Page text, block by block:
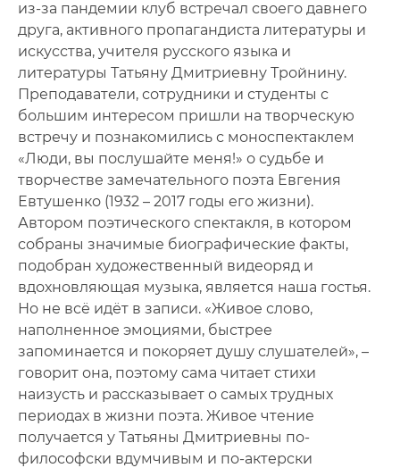
Литературно-художественный клуб
Фотогалерея
Мероприятия
Архив мероприятий
из-за пандемии клуб встречал своего давнего
друга, активного пропагандиста литературы и
искусства, учителя русского языка и
литературы Татьяну Дмитриевну Тройнину.
Преподаватели, сотрудники и студенты с
большим интересом пришли на творческую
встречу и познакомились с моноспектаклем
«Люди, вы послушайте меня!» о судьбе и
творчестве замечательного поэта Евгения
Евтушенко (1932 – 2017 годы его жизни).
Автором поэтического спектакля, в котором
собраны значимые биографические факты,
подобран художественный видеоряд и
вдохновляющая музыка, является наша гостья.
Но не всё идёт в записи. «Живое слово,
наполненное эмоциями, быстрее
запоминается и покоряет душу слушателей», –
говорит она, поэтому сама читает стихи
наизусть и рассказывает о самых трудных
периодах в жизни поэта. Живое чтение
получается у Татьяны Дмитриевны по-
философски вдумчивым и по-актерски